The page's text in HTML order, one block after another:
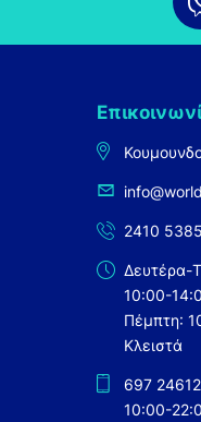
2410
Δευτέρα-
10:00-
Πέμπτη:
Κλειστά
697
10:00-